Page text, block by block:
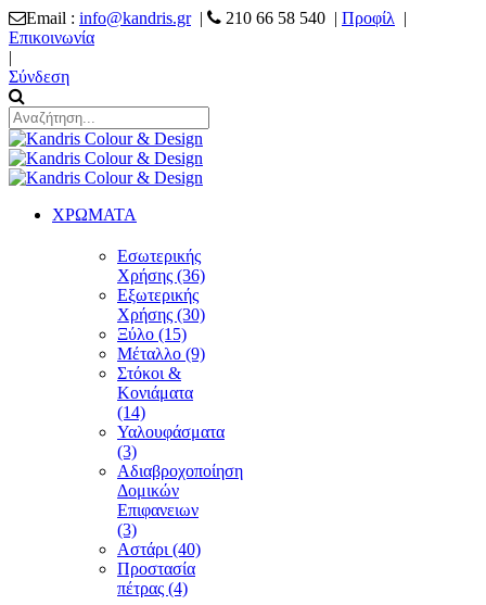
Email : info@kandris.gr| 210 66 58 540 | Προφίλ |
Επικοινωνία
|
Σύνδεση
ΧΡΩΜΑΤΑ
Εσωτερικής
Χρήσης (36)
Εξωτερικής
Χρήσης (30)
Ξύλο (15)
Μέταλλο (9)
Στόκοι &
Κονιάματα
(14)
Υαλουφάσματα
(3)
Αδιαβροχοποίηση
Δομικών
Επιφανειων
(3)
Αστάρι (40)
Προστασία
πέτρας (4)